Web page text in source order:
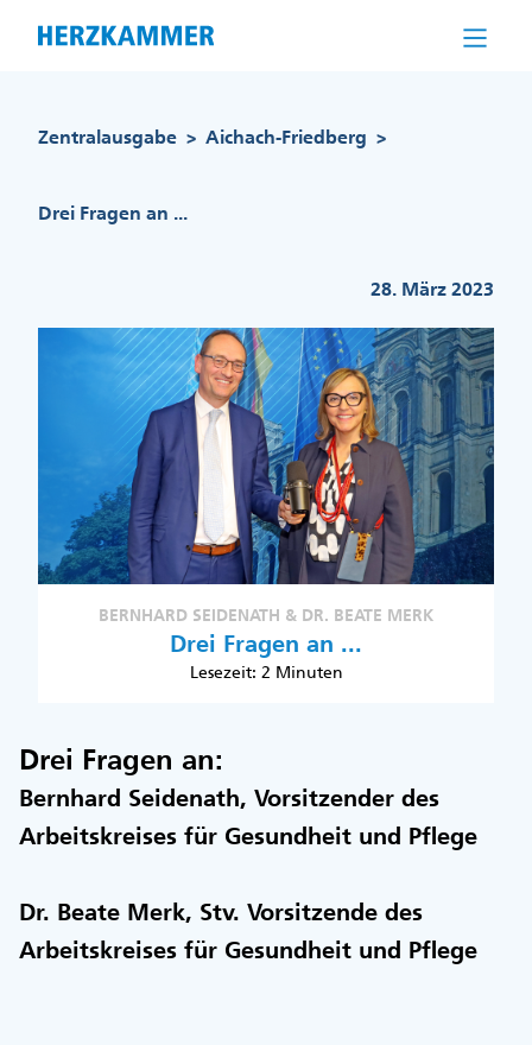
Zentralausgabe > Aichach-Friedberg >
Drei Fragen an ...
28. März 2023
BERNHARD SEIDENATH & DR. BEATE MERK
Drei Fragen an ...
Lesezeit: 2 Minuten
Drei Fragen an:
Bernhard Seidenath, Vorsitzender des
Arbeitskreises für Gesundheit und Pflege
Dr. Beate Merk, Stv. Vorsitzende des
Arbeitskreises für Gesundheit und Pflege